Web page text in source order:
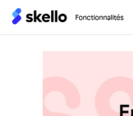
Fonctionnalités
Blog